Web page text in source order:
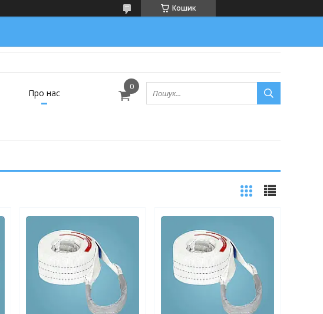
Кошик
Про нас